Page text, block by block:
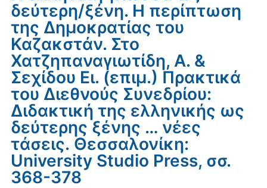
δεύτερη/ξένη. Η περίπτωση
της Δημοκρατίας του
Καζακστάν. Στο
Χατζηπαναγιωτίδη, Α. &
Σεχίδου Ει. (επιμ.) Πρακτικά
του Διεθνούς Συνεδρίου:
Διδακτική της ελληνικής ως
δεύτερης ξένης … νέες
τάσεις. Θεσσαλονίκη:
University Studio Press, σσ.
368-378